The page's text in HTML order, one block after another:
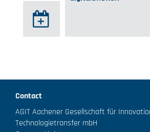
Contact
AGIT Aachener Gesellschaft für
Technologietransfer mbH